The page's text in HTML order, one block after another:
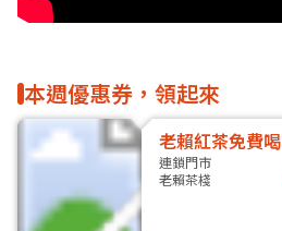
本週優惠券，領起來
老賴紅茶免費喝
連鎖門市
老賴茶棧